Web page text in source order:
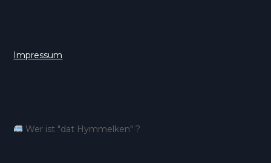
Impressum
Wer ist "dat Hymmelken" ?